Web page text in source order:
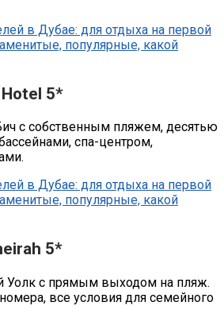
5*
с собственным пляжем, десятью
спа-центром,
5*
Уолк с прямым выходом на пляж.
все условия для семейного